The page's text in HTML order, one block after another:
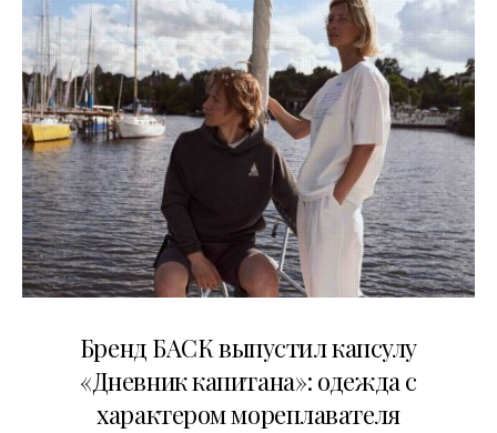
Бренд БАСК выпустил капсулу
«Дневник капитана»: одежда с
характером мореплавателя